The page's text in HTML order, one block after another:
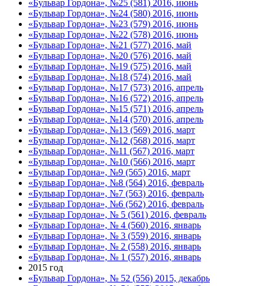
«Бульвар Гордона», №25 (581) 2016, июнь
«Бульвар Гордона», №24 (580) 2016, июнь
«Бульвар Гордона», №23 (579) 2016, июнь
«Бульвар Гордона», №22 (578) 2016, июнь
«Бульвар Гордона», №21 (577) 2016, май
«Бульвар Гордона», №20 (576) 2016, май
«Бульвар Гордона», №19 (575) 2016, май
«Бульвар Гордона», №18 (574) 2016, май
«Бульвар Гордона», №17 (573) 2016, апрель
«Бульвар Гордона», №16 (572) 2016, апрель
«Бульвар Гордона», №15 (571) 2016, апрель
«Бульвар Гордона», №14 (570) 2016, апрель
«Бульвар Гордона», №13 (569) 2016, март
«Бульвар Гордона», №12 (568) 2016, март
«Бульвар Гордона», №11 (567) 2016, март
«Бульвар Гордона», №10 (566) 2016, март
«Бульвар Гордона», №9 (565) 2016, март
«Бульвар Гордона», №8 (564) 2016, февраль
«Бульвар Гордона», №7 (563) 2016, февраль
«Бульвар Гордона», №6 (562) 2016, февраль
«Бульвар Гордона», № 5 (561) 2016, февраль
«Бульвар Гордона», № 4 (560) 2016, январь
«Бульвар Гордона», № 3 (559) 2016, январь
«Бульвар Гордона», № 2 (558) 2016, январь
«Бульвар Гордона», № 1 (557) 2016, январь
2015 год
«Бульвар Гордона», № 52 (556) 2015, декабрь